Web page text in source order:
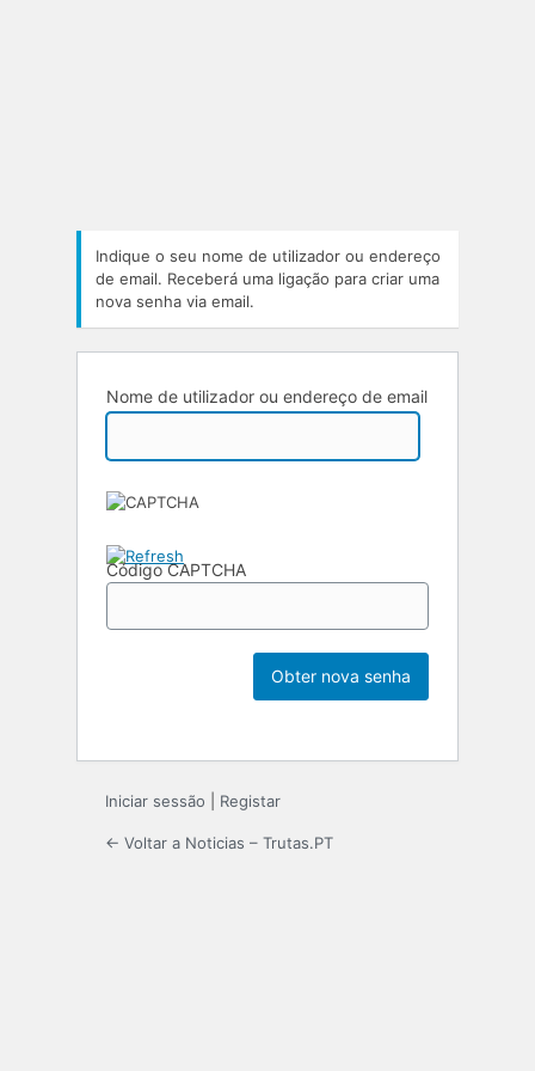
Indique o seu nome de utilizador ou endereço
de email. Receberá uma ligação para criar uma
nova senha via email.
Nome de utilizador ou endereço de email
Código CAPTCHA
Iniciar sessão Registar
← Voltar a Noticias – Trutas.PT